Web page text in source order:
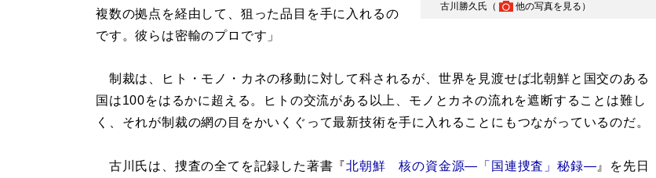
古川勝久氏（ 他の写真を見る ）
複数の拠点を経由して、狙った品目を手に入れるの
です。彼らは密輸のプロです」
制裁は、ヒト・モノ・カネの移動に対して科されるが、世界を見渡せば北朝鮮と国交のある
国は100をはるかに超える。ヒトの交流がある以上、モノとカネの流れを遮断することは難し
く、それが制裁の網の目をかいくぐって最新技術を手に入れることにもつながっているのだ。
古川氏は、捜査の全てを記録した著書『北朝鮮 核の資金源―「国連捜査」秘録― 』を先日